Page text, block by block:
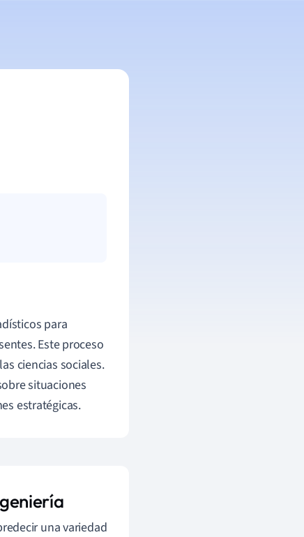
para
Este proceso
ciencias sociales.
situaciones
estratégicas.
una variedad